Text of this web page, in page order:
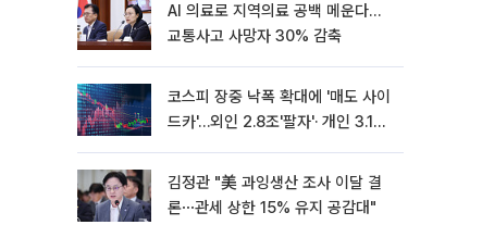
AI 의료로 지역의료 공백 메운다…
교통사고 사망자 30% 감축
코스피 장중 낙폭 확대에 '매도 사이
드카'…외인 2.8조'팔자'· 개인 3.1조
김정관 "美 과잉생산 조사 이달 결
론⋯관세 상한 15% 유지 공감대"